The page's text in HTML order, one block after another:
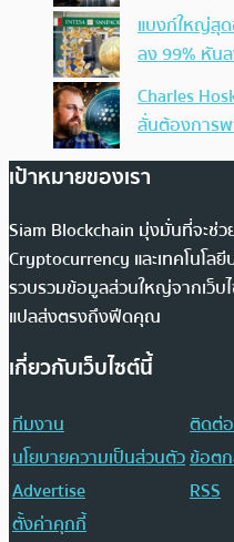
แบงก์ใหญ่สุ
ลง 99% หัน
Charles
ลั่นต้องการพ
เป้าหมายของเรา
Siam Blockchain มุ่งมั่นที่จะช่ว
Cryptocurrency และเทคโนโล
รวบรวมข้อมูลส่วนใหญ่จากเว็บ
แปลส่งตรงถึงฟีดคุณ
เกี่ยวกับเว็บไซต์นี้
ทีมงาน
ติดต่อ
นโยบายความเป็นส่วนตัวข้อตก
Advertise
RSS
ตั้งค่าคุกกี้